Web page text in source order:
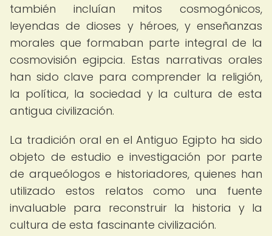
también incluían mitos cosmogónicos,
leyendas de dioses y héroes, y enseñanzas
morales que formaban parte integral de la
cosmovisión egipcia. Estas narrativas orales
han sido clave para comprender la religión,
la política, la sociedad y la cultura de esta
antigua civilización.
La tradición oral en el Antiguo Egipto ha sido
objeto de estudio e investigación por parte
de arqueólogos e historiadores, quienes han
utilizado estos relatos como una fuente
invaluable para reconstruir la historia y la
cultura de esta fascinante civilización.